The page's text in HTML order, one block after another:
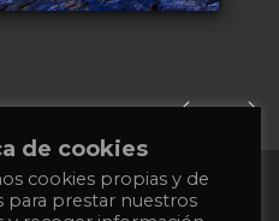
+34
651
de cookies
cookies propias y de
para prestar nuestros